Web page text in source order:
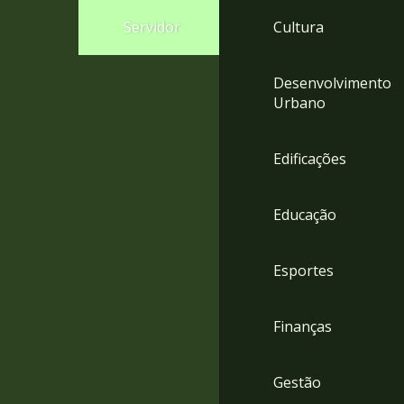
Servidor Cultura
Desenvolvimento
Urbano
Edificações
Educação
Esportes
Finanças
Gestão